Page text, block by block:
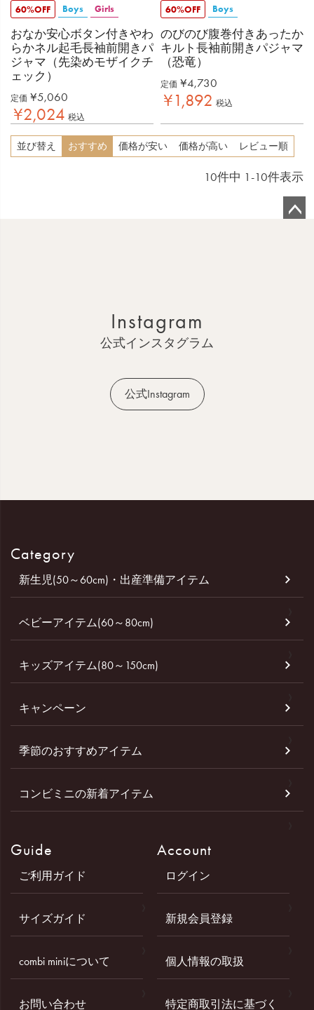
60%OFF Boys Girls
おなか安心ボタン付きやわ
らかネル起毛長袖前開きパ
ジャマ（先染めモザイクチ
ェック）
定価 ¥5,060
¥2,024 税込
60%OFF Boys
のびのび腹巻付きあったか
キルト長袖前開きパジャマ
（恐竜）
定価 ¥4,730
¥1,892 税込
並び替え おすすめ 価格が安い 価格が高い レビュー順
10件中 1 -10件表示
Instagram
公式インスタグラム
公式Instagram
Category
新生児(50～60cm)・出産準備アイテム
ベビーアイテム(60～80cm)
キッズアイテム(80～150cm)
キャンペーン
季節のおすすめアイテム
コンビミニの新着アイテム
Guide
ご利用ガイド
サイズガイド
combi miniについて
お問い合わせ
Account
ログイン
新規会員登録
個人情報の取扱
特定商取引法に基づく